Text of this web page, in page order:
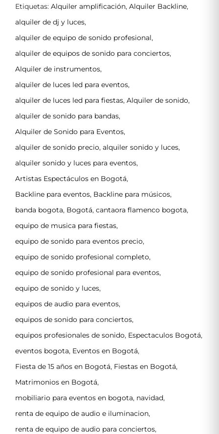
Etiquetas: Alquiler amplificación, Alquiler Backline,
alquiler de dj y luces,
alquiler de equipo de sonido profesional,
alquiler de equipos de sonido para conciertos,
Alquiler de instrumentos,
alquiler de luces led para eventos,
alquiler de luces led para fiestas, Alquiler de sonido,
alquiler de sonido para bandas,
Alquiler de Sonido para Eventos,
alquiler de sonido precio, alquiler sonido y luces,
alquiler sonido y luces para eventos,
Artistas Espectáculos en Bogotá,
Backline para eventos, Backline para músicos,
banda bogota, Bogotá, cantaora flamenco bogota,
equipo de musica para fiestas,
equipo de sonido para eventos precio,
equipo de sonido profesional completo,
equipo de sonido profesional para eventos,
equipo de sonido y luces,
equipos de audio para eventos,
equipos de sonido para conciertos,
equipos profesionales de sonido, Espectaculos Bogotá,
eventos bogota, Eventos en Bogotá,
Fiesta de 15 años en Bogotá, Fiestas en Bogotá,
Matrimonios en Bogotá,
mobiliario para eventos en bogota, navidad,
renta de equipo de audio e iluminacion,
renta de equipo de audio para conciertos,